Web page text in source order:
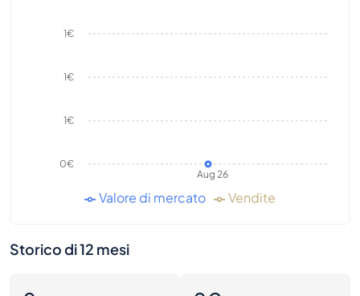
Aug 26
0€
1€
1€
1€
Valore di mercato Vendite
Storico di 12 mesi